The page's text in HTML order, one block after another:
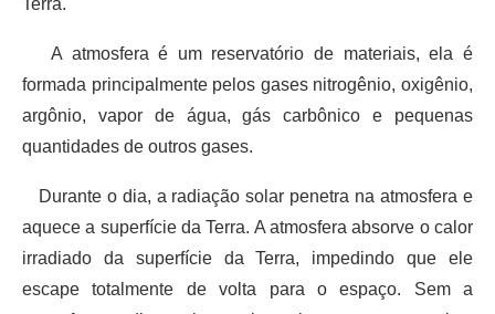
A atmosfera é um reservatório de materiais, ela é
formada principalmente pelos gases nitrogênio, oxigênio,
argônio, vapor de água, gás carbônico e pequenas
quantidades de outros gases.
Durante o dia, a radiação solar penetra na atmosfera e
aquece a superfície da Terra. A atmosfera absorve o calor
irradiado da superfície da Terra, impedindo que ele
escape totalmente de volta para o espaço. Sem a